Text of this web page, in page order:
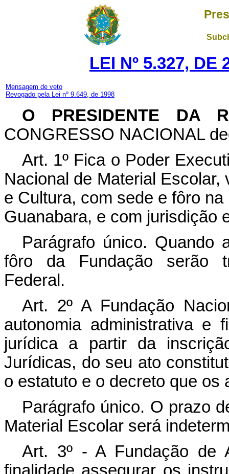
LEI Nº 5.327, DE
Mensagem de veto
Revogado pela Lei nº 9.649, de 1998
O PRESIDENTE DA
CONGRESSO NACIONAL
Art. 1º Fica o Poder
Nacional de Material
e Cultura, com sede e fôro
Guanabara, e com jurisdição
Parágrafo único. Quando
fôro da Fundação serão
Federal.
Art. 2º A Fundação
autonomia administrativa e
jurídica a partir da
Jurídicas, do seu ato
o estatuto e o decreto que os
Parágrafo único. O prazo
Material Escolar será
Art. 3º - A Fundação de